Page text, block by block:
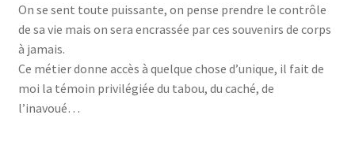
On se sent toute puissante, on pense prendre le contrôle
de sa vie mais on sera encrassée par ces souvenirs de corps
à jamais.
Ce métier donne accès à quelque chose d’unique, il fait de
moi la témoin privilégiée du tabou, du caché, de
l’inavoué…